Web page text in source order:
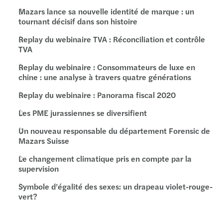
Mazars lance sa nouvelle identité de marque : un
tournant décisif dans son histoire
Replay du webinaire TVA : Réconciliation et contrôle
TVA
Replay du webinaire : Consommateurs de luxe en
chine : une analyse à travers quatre générations
Replay du webinaire : Panorama fiscal 2020
Les PME jurassiennes se diversiﬁent
Un nouveau responsable du département Forensic de
Mazars Suisse
Le changement climatique pris en compte par la
supervision
Symbole d’égalité des sexes: un drapeau violet-rouge-
vert?